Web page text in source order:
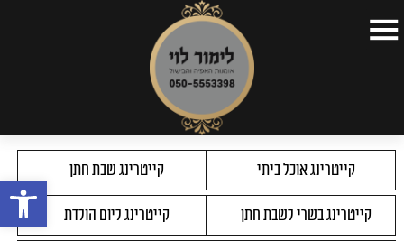
דף הבית
קצת על עצמי
תפריטים
כתבות
קייטרינג לחינה
קייטרינג אוכל ביתי קייטרינג שבת חתן
קייטרינג בשרי לשבת חתן קייטרינג ליום הולדת